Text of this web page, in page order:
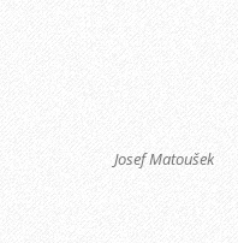
Josef Matoušek